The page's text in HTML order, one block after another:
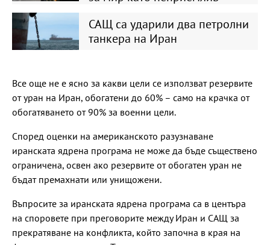
САЩ са ударили два петролни
танкера на Иран
Все още не е ясно за какви цели се използват резервите
от уран на Иран, обогатени до 60% – само на крачка от
обогатяването от 90% за военни цели.
Според оценки на американското разузнаване
иранската ядрена програма не може да бъде съществено
ограничена, освен ако резервите от обогатен уран не
бъдат премахнати или унищожени.
Въпросите за иранската ядрена програма са в центъра
на споровете при преговорите между Иран и САЩ за
прекратяване на конфликта, който започна в края на